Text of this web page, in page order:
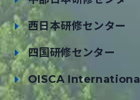
西日本研修センター
四国研修センター
OISCA International